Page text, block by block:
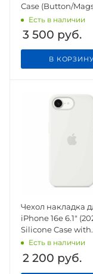
Case (Button/
Black
Есть в наличии
3 500 руб.
В
Чехол накладка
iPhone 16e 6.1"
Silicone Case with
Magsafe White
Есть в наличии
2 200 руб.